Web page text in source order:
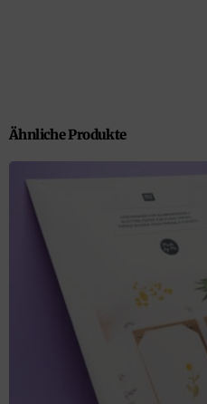
Ähnliche Produkte